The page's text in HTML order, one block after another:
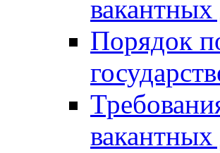
Порядок